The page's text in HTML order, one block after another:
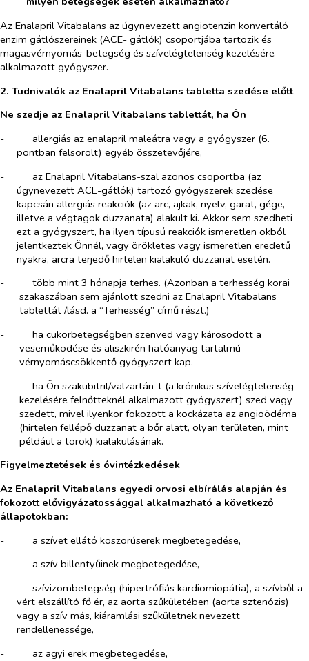
Az Enalapril Vitabalans az úgynevezett angiotenzin konvertáló
enzim gátlószereinek (ACE- gátlók) csoportjába tartozik és
magasvérnyomás-betegség és szívelégtelenség kezelésére
alkalmazott gyógyszer.
2. Tudnivalók az Enalapril Vitabalans tabletta szedése előtt
Ne szedje az Enalapril Vitabalans tablettát, ha Ön
-​
allergiás az enalapril maleátra vagy a gyógyszer (6.
pontban felsorolt) egyéb összetevőjére,
-​
az Enalapril Vitabalans-szal azonos csoportba (az
úgynevezett ACE-gátlók) tartozó gyógyszerek szedése
kapcsán allergiás reakciók (az arc, ajkak, nyelv, garat, gége,
illetve a végtagok duzzanata) alakult ki. Akkor sem szedheti
ezt a gyógyszert, ha ilyen típusú reakciók ismeretlen okból
jelentkeztek Önnél, vagy örökletes vagy ismeretlen eredetű
nyakra, arcra terjedő hirtelen kialakuló duzzanat esetén.
-​
több mint 3 hónapja terhes. (Azonban a terhesség korai
szakaszában sem ajánlott szedni az Enalapril Vitabalans
tablettát /lásd. a “Terhesség” című részt.)
-​
ha cukorbetegségben szenved vagy károsodott a
veseműködése és aliszkirén hatóanyag tartalmú
vérnyomáscsökkentő gyógyszert kap.
-​
ha Ön szakubitril/valzartán-t (a krónikus szívelégtelenség
kezelésére felnőtteknél alkalmazott gyógyszert) szed vagy
szedett, mivel ilyenkor fokozott a kockázata az angioödéma
(hirtelen fellépő duzzanat a bőr alatt, olyan területen, mint
például a torok) kialakulásának.
Figyelmeztetések és óvintézkedések
Az Enalapril Vitabalans egyedi orvosi elbírálás alapján és
fokozott elővigyázatossággal alkalmazható a következő
állapotokban:
-​
a szívet ellátó koszorúserek megbetegedése,
-​
a szív billentyűinek megbetegedése,
-​
szívizombetegség (hipertrófiás kardiomiopátia), a szívből a
vért elszállító fő ér, az aorta szűkületében (aorta sztenózis)
vagy a szív más, kiáramlási szűkületnek nevezett
rendellenessége,
-​
az agyi erek megbetegedése,